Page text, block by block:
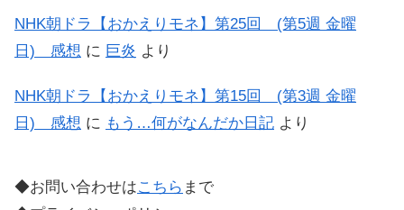
NHK朝ドラ【おかえりモネ】第25回 (第5週 金曜
日) 感想 に 巨炎 より
NHK朝ドラ【おかえりモネ】第15回 (第3週 金曜
日) 感想 に もう…何がなんだか日記 より
◆お問い合わせはこちら まで